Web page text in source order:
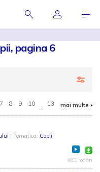
pagina 6
7 8 9 10 ... 13 mai multe
| Tematica: Copii
863 redări